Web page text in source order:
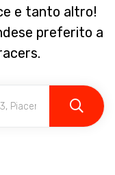
e tanto altro!
preferito a